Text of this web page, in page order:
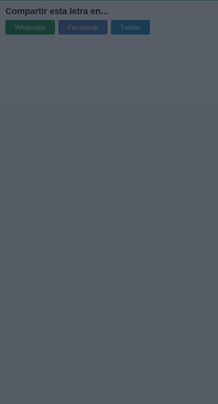
Compartir esta letra en...
Whatsapp Facebook Twitter